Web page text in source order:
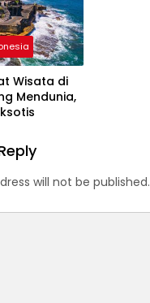
Wisata di
Mendunia,
will not be published.